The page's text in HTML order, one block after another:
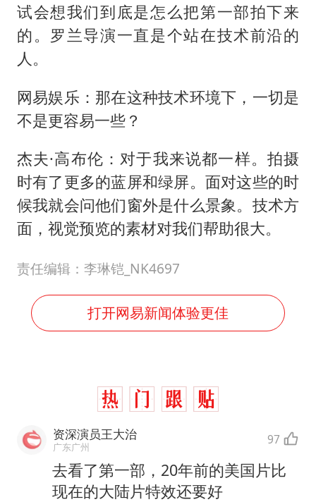
试会想我们到底是怎么把第一部拍下来
的。罗兰导演一直是个站在技术前沿的
人。
网易娱乐：那在这种技术环境下，一切是
不是更容易一些？
杰夫·高布伦：对于我来说都一样。拍摄
时有了更多的蓝屏和绿屏。面对这些的时
候我就会问他们窗外是什么景象。技术方
面，视觉预览的素材对我们帮助很大。
责任编辑：李琳铠_NK4697
打开网易新闻体验更佳
资深演员王大治
广东广州 97
去看了第一部，20年前的美国片比
现在的大陆片特效还要好